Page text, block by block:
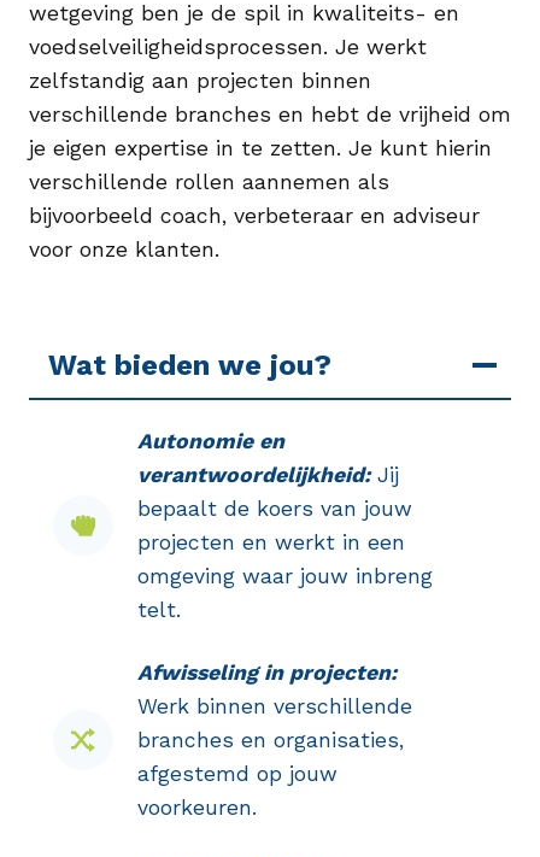
wetgeving ben je de spil in kwaliteits- en
voedselveiligheidsprocessen. Je werkt
zelfstandig aan projecten binnen
verschillende branches en hebt de vrijheid om
je eigen expertise in te zetten. Je kunt hierin
verschillende rollen aannemen als
bijvoorbeeld coach, verbeteraar en adviseur
voor onze klanten.
Wat bieden we jou?
Autonomie en
verantwoordelijkheid: Jij
bepaalt de koers van jouw
projecten en werkt in een
omgeving waar jouw inbreng
telt.
Afwisseling in projecten:
Werk binnen verschillende
branches en organisaties,
afgestemd op jouw
voorkeuren.